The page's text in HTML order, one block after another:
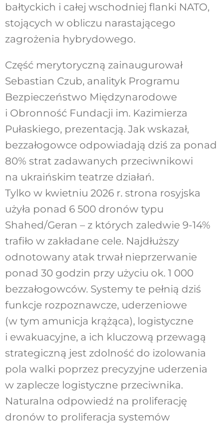
bałtyckich i całej wschodniej flanki NATO,
stojących w obliczu narastającego
zagrożenia hybrydowego.
Część merytoryczną zainaugurował
Sebastian Czub, analityk Programu
Bezpieczeństwo Międzynarodowe
i Obronność Fundacji im. Kazimierza
Pułaskiego, prezentacją. Jak wskazał,
bezzałogowce odpowiadają dziś za ponad
80% strat zadawanych przeciwnikowi
na ukraińskim teatrze działań.
Tylko w kwietniu 2026 r. strona rosyjska
użyła ponad 6 500 dronów typu
Shahed/Geran – z których zaledwie 9-14%
trafiło w zakładane cele. Najdłuższy
odnotowany atak trwał nieprzerwanie
ponad 30 godzin przy użyciu ok. 1 000
bezzałogowców. Systemy te pełnią dziś
funkcje rozpoznawcze, uderzeniowe
(w tym amunicja krążąca), logistyczne
i ewakuacyjne, a ich kluczową przewagą
strategiczną jest zdolność do izolowania
pola walki poprzez precyzyjne uderzenia
w zaplecze logistyczne przeciwnika.
Naturalna odpowiedź na proliferację
dronów to proliferacja systemów